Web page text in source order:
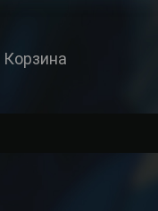
Корзина